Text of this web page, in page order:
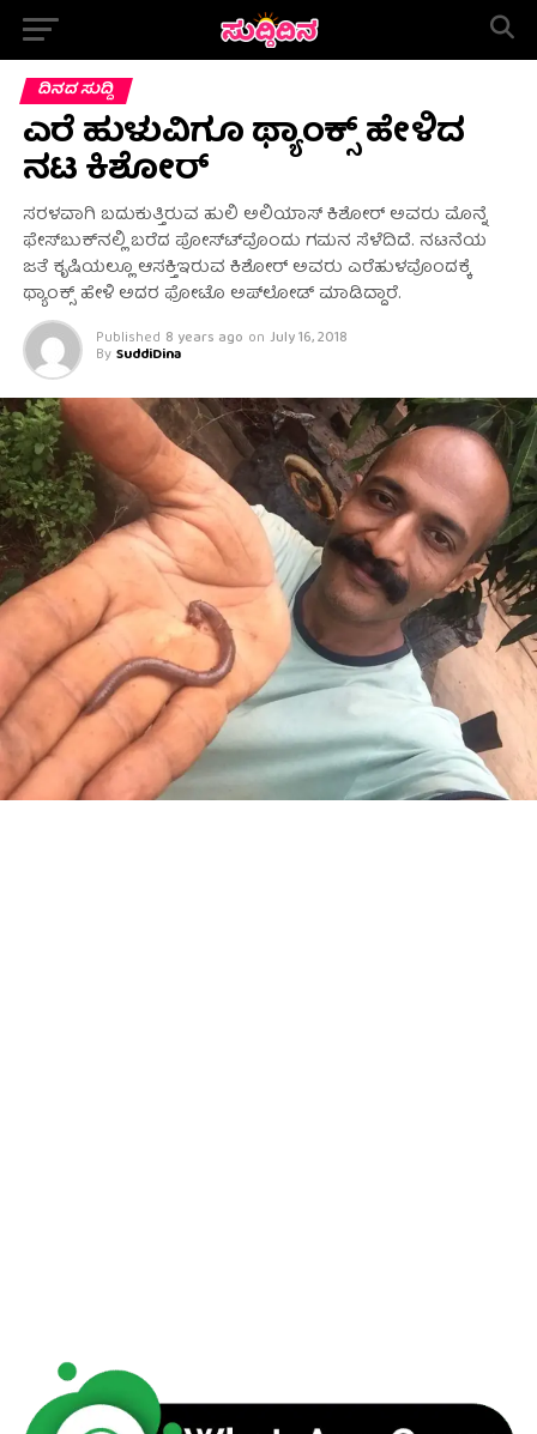
ದಿನದ ಸುದ್ದಿ
ಎರೆ ಹುಳುವಿಗೂ ಥ್ಯಾಂಕ್ಸ್ ಹೇಳಿದ
ನಟ ಕಿಶೋರ್
ಸರಳವಾಗಿ ಬದುಕುತ್ತಿರುವ ಹುಲಿ ಅಲಿಯಾಸ್ ಕಿಶೋರ್ ಅವರು ಮೊನ್ನೆ
ಫೇಸ್‍ಬುಕ್‍ನಲ್ಲಿ ಬರೆದ ಪೋಸ್ಟ್‍ವೊಂದು ಗಮನ ಸೆಳೆದಿದೆ. ನಟನೆಯ
ಜತೆ ಕೃಷಿಯಲ್ಲೂ ಆಸಕ್ತಿಇರುವ ಕಿಶೋರ್ ಅವರು ಎರೆಹುಳವೊಂದಕ್ಕೆ
ಥ್ಯಾಂಕ್ಸ್ ಹೇಳಿ ಅದರ ಫೋಟೊ ಅಪ್‍ಲೋಡ್ ಮಾಡಿದ್ದಾರೆ.
Published 8 years ago on July 16, 2018
By SuddiDina